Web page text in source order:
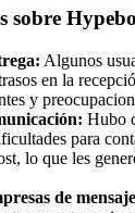
sobre
Algunos
en la
y
Hubo
para
lo que les
de